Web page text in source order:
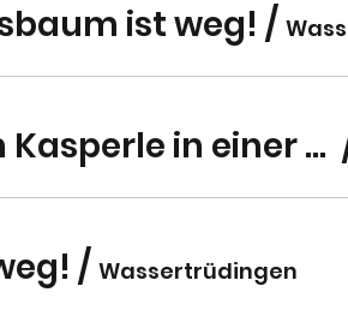
ist weg! /
Der Froschkönig - mit dem Kasperle in einer Nebenrolle!
/ Wassertrüdingen